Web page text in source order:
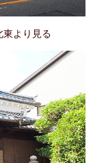
より見る